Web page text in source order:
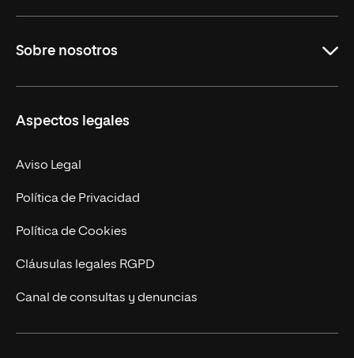
Másteres Oficiales
Doctorados
Experto Universitario
Postgrados
Cursos Universitarios
Sobre nosotros
Facultades
Nuestro Equipo
Trabaja en UNIR
Actualidad
UNIR Revista
Eventos
Aspectos legales
Aviso Legal
Política de Privacidad
Política de Cookies
Cláusulas legales RGPD
Canal de consultas y denuncias